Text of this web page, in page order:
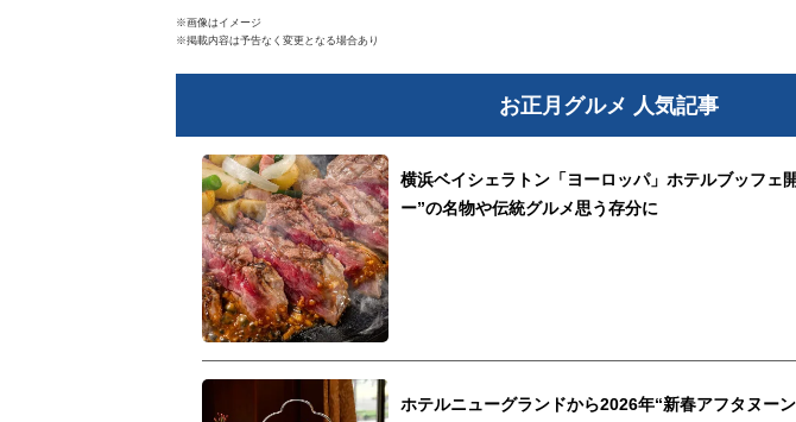
※画像はイメージ
※掲載内容は予告なく変更となる場合あり
お正月グルメ 人気記事
横浜ベイシェラトン「ヨーロッパ」ホテルブッフェ
ー”の名物や伝統グルメ思う存分に
ホテルニューグランドから2026年“新春アフタヌー